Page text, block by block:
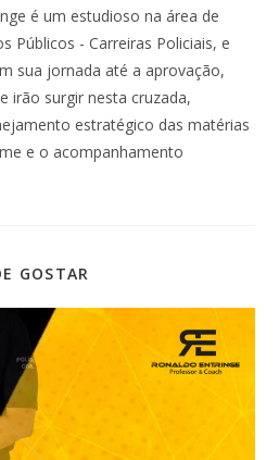
é um estudioso na área de
Públicos - Carreiras Policiais, e
sua jornada até a aprovação,
irão surgir nesta cruzada,
estratégico das matérias
e o acompanhamento
GOSTAR